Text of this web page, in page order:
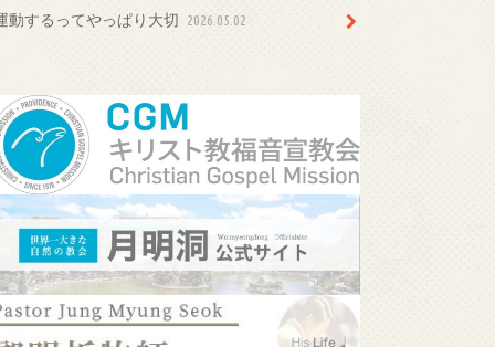
動するってやっぱり大切 2026.05.02